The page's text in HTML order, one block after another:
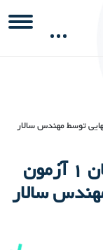
ساز شده نهایی توسط مهندس سالار
حل سوال 10 امتحان حسابان 1 آزمون
سالار